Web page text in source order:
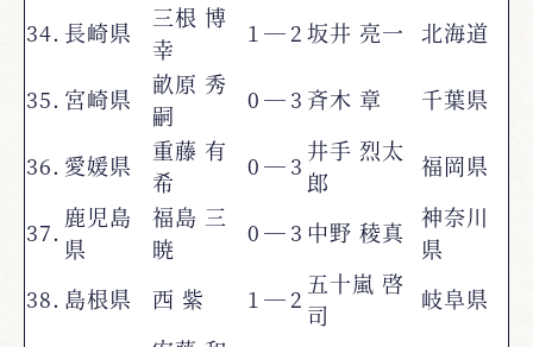
34. 長崎県
三根 博
幸
1 ―2坂井 亮一 北海道
35. 宮崎県
畝原 秀
嗣
0―3 斉木 章 千葉県
36. 愛媛県
重藤 有
希
0―3 井手 烈太
郎
福岡県
37. 鹿児島
県
福島 三
暁
0―3 中野 稜真
神奈川
県
38. 島根県 西 紫 1 ―2 五十嵐 啓
司
岐阜県